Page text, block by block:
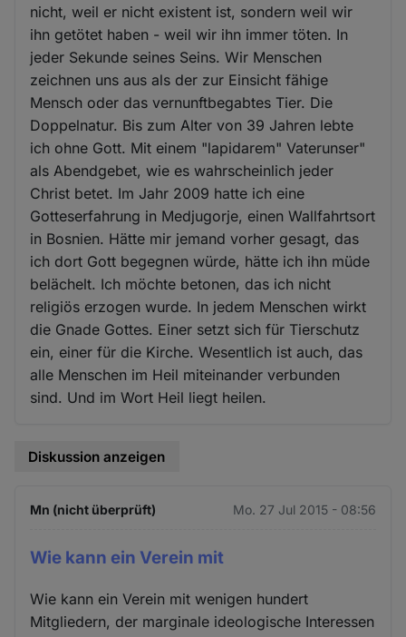
nicht, weil er nicht existent ist, sondern weil wir
ihn getötet haben - weil wir ihn immer töten. In
jeder Sekunde seines Seins. Wir Menschen
zeichnen uns aus als der zur Einsicht fähige
Mensch oder das vernunftbegabtes Tier. Die
Doppelnatur. Bis zum Alter von 39 Jahren lebte
ich ohne Gott. Mit einem "lapidarem" Vaterunser"
als Abendgebet, wie es wahrscheinlich jeder
Christ betet. Im Jahr 2009 hatte ich eine
Gotteserfahrung in Medjugorje, einen Wallfahrtsort
in Bosnien. Hätte mir jemand vorher gesagt, das
ich dort Gott begegnen würde, hätte ich ihn müde
belächelt. Ich möchte betonen, das ich nicht
religiös erzogen wurde. In jedem Menschen wirkt
die Gnade Gottes. Einer setzt sich für Tierschutz
ein, einer für die Kirche. Wesentlich ist auch, das
alle Menschen im Heil miteinander verbunden
sind. Und im Wort Heil liegt heilen.
Diskussion anzeigen
Mn (nicht überprüft) Mo. 27 Jul 2015 - 08:56
Wie kann ein Verein mit
Wie kann ein Verein mit wenigen hundert
Mitgliedern, der marginale ideologische Interessen